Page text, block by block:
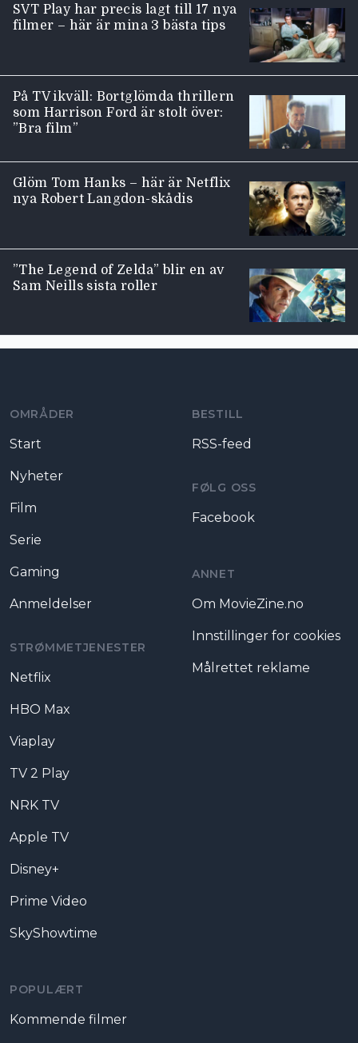
SVT Play har precis lagt till 17 nya
filmer – här är mina 3 bästa tips
På TV ikväll: Bortglömda thrillern
som Harrison Ford är stolt över:
”Bra film”
Glöm Tom Hanks – här är Netflix
nya Robert Langdon-skådis
”The Legend of Zelda” blir en av
Sam Neills sista roller
OMRÅDER
Start
Nyheter
Film
Serie
Gaming
Anmeldelser
STRØMMETJENESTER
Netflix
HBO Max
Viaplay
TV 2 Play
NRK TV
Apple TV
Disney+
Prime Video
SkyShowtime
POPULÆRT
Kommende filmer
BESTILL
RSS-feed
FØLG OSS
Facebook
ANNET
Om MovieZine.no
Innstillinger for cookies
Målrettet reklame